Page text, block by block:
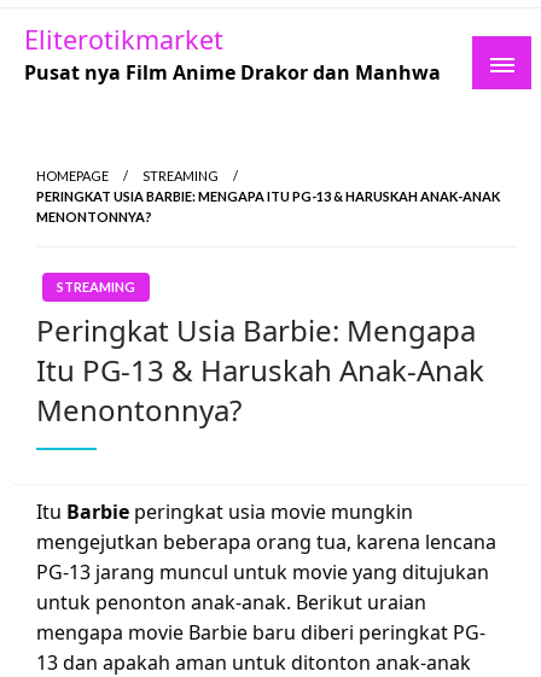
Skip
content
Eliterotikmarket
Pusat nya Film Anime Drakor dan Manhwa
HOMEPAGE
STREAMING
PERINGKAT USIA BARBIE: MENGAPA ITU PG-13 & HARUSKAH ANAK-ANAK
MENONTONNYA?
STREAMING
Peringkat Usia Barbie: Mengapa
Itu PG-13 & Haruskah Anak-Anak
Menontonnya?
Itu Barbie peringkat usia movie mungkin
mengejutkan beberapa orang tua, karena lencana
PG-13 jarang muncul untuk movie yang ditujukan
untuk penonton anak-anak. Berikut uraian
mengapa movie Barbie baru diberi peringkat PG-
13 dan apakah aman untuk ditonton anak-anak